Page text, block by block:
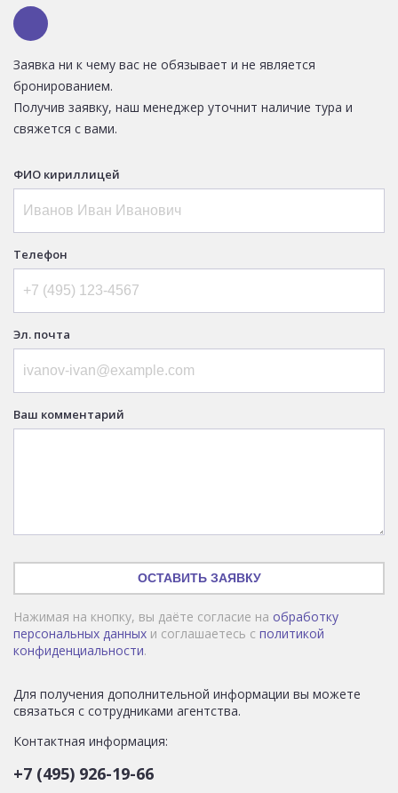
Заявка ни к чему вас не обязывает и не является
бронированием.
Получив заявку, наш менеджер уточнит наличие тура и
свяжется с вами.
ФИО кириллицей
Телефон
Эл. почта
Ваш комментарий
ОСТАВИТЬ ЗАЯВКУ
Нажимая на кнопку, вы даёте согласие на обработку
персональных данных и соглашаетесь с политикой
конфиденциальности.
Для получения дополнительной информации вы можете
связаться с сотрудниками агентства.
Контактная информация:
+7 (495) 926-19-66